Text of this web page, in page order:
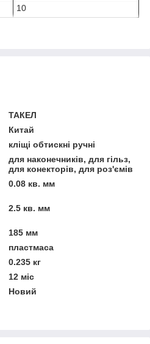
10
ТАКЕЛ
Китай
кліщі обтискні ручні
для наконечників, для гільз,
для конекторів, для роз'ємів
0.08 кв. мм
2.5 кв. мм
185 мм
пластмаса
0.235 кг
12 міс
Новий